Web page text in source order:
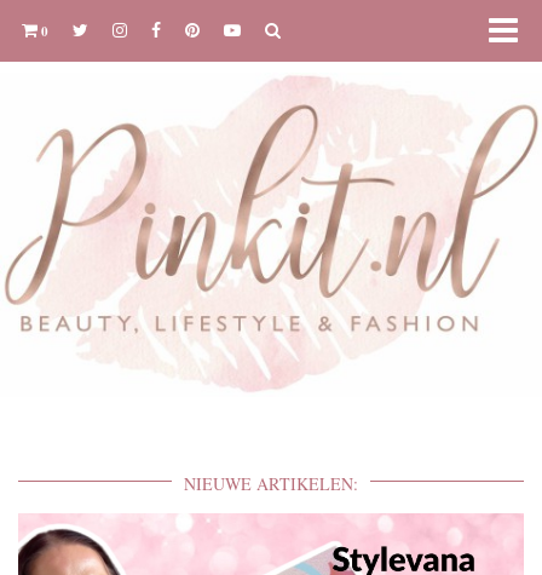
0
NIEUWE ARTIKELEN: